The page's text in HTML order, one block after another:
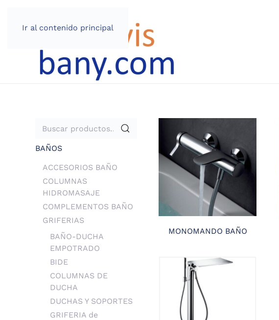
Ir al contenido principal
BAÑOS
ACCESORIOS BAÑO
COLUMNAS
HIDROMASAJE
COMPLEMENTOS BAÑO
GRIFERIAS
BAÑO-DUCHA
EMPOTRADO
BIDE
COLUMNAS DE
DUCHA
DUCHAS Y SOPORTES
GRIFERIA de
MONOMANDO BAÑO